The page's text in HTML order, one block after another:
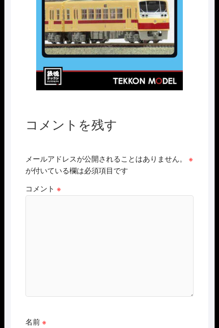
コメントを残す
メールアドレスが公開されることはありません。
※
が付いている欄は必須項目です
コメント ※
名前 ※